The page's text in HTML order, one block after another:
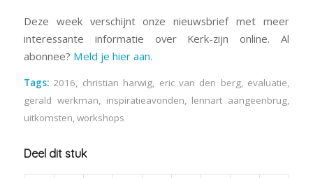
Deze week verschijnt onze nieuwsbrief met meer
interessante informatie over Kerk-zijn online. Al
abonnee? Meld je hier aan.
Tags: 2016, christian harwig, eric van den berg, evaluatie,
gerald werkman, inspiratieavonden, lennart aangeenbrug,
uitkomsten,workshops
Deel dit stuk